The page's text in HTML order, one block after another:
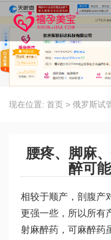
现在位置: 首页 > 俄罗斯试
腰疼、脚麻
醉可
相较于顺产，剖腹产
更强一些，所以所有
射麻醉药，可麻醉药